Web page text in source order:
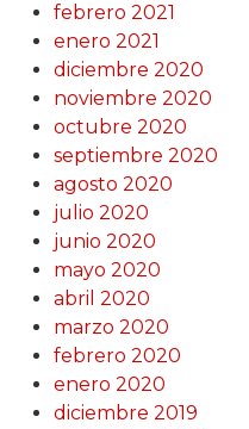
febrero 2021
enero 2021
diciembre 2020
noviembre 2020
octubre 2020
septiembre 2020
agosto 2020
julio 2020
junio 2020
mayo 2020
abril 2020
marzo 2020
febrero 2020
enero 2020
diciembre 2019